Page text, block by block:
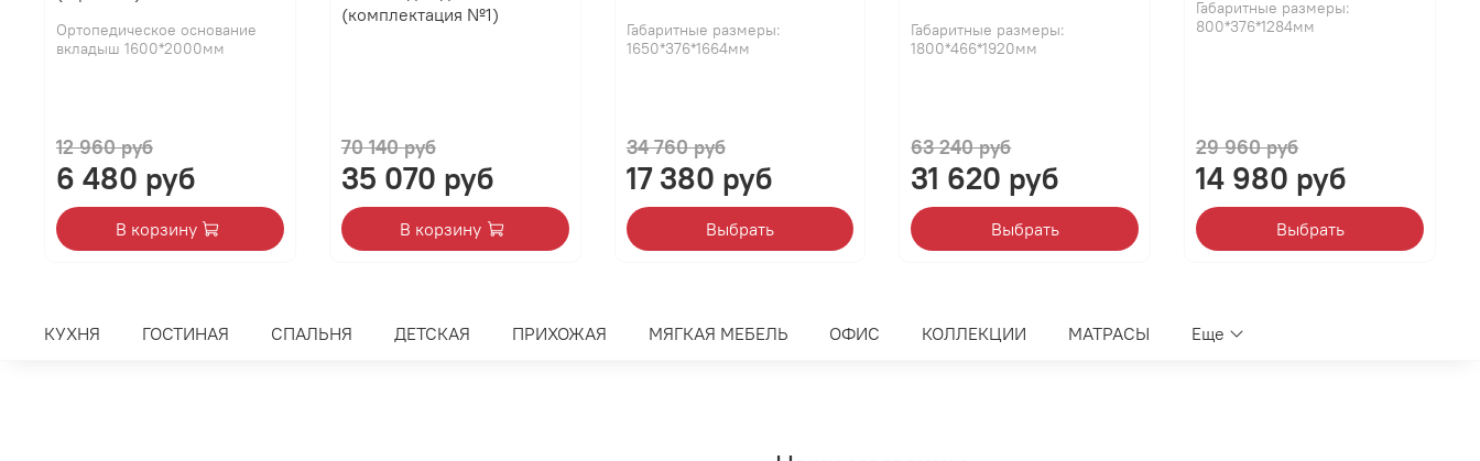
Ортопедическое основание
вкладыш 1600*2000мм
12 960 руб
6 480 руб
В корзину
(комплектация №1)
70 140 руб
35 070 руб
В корзину
Габаритные размеры:
1650*376*1664мм
34 760 руб
17 380 руб
Выбрать
Габаритные размеры:
1800*466*1920мм
63 240 руб
31 620 руб
Выбрать
Габаритные размеры:
800*376*1284мм
29 960 руб
14 980 руб
Выбрать
КУХНЯ ГОСТИНАЯ СПАЛЬНЯ ДЕТСКАЯ ПРИХОЖАЯ МЯГКАЯ МЕБЕЛЬ ОФИС КОЛЛЕКЦИИ МАТРАСЫ Еще